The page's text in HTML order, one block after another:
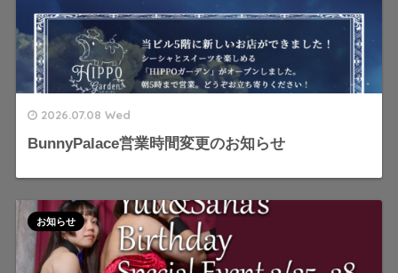
2026.07.08 Wed
BunnyPalace営業時間変更のお知らせ
お知らせ